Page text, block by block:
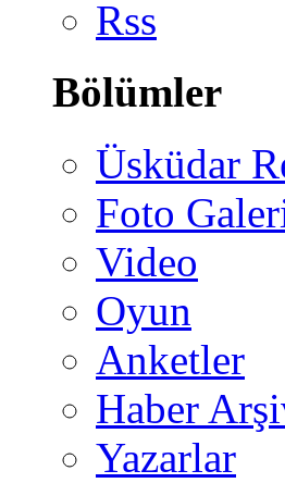
Rss
Bölümler
Üsküdar
Foto
Video
Oyun
Anketler
Haber
Yazarlar